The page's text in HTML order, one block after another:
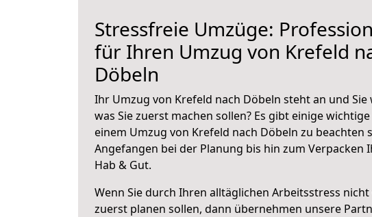
Stressfreie Umzüge:
für Ihren Umzug von Krefeld
Döbeln
Ihr Umzug von Krefeld nach Döbeln steht an und Sie
was Sie zuerst machen sollen? Es gibt einige
einem Umzug von Krefeld nach Döbeln zu beachten
Angefangen bei der Planung bis hin zum Verpacken
Hab & Gut.
Wenn Sie durch Ihren alltäglichen Arbeitsstress nicht
zuerst planen sollen, dann übernehmen unsere